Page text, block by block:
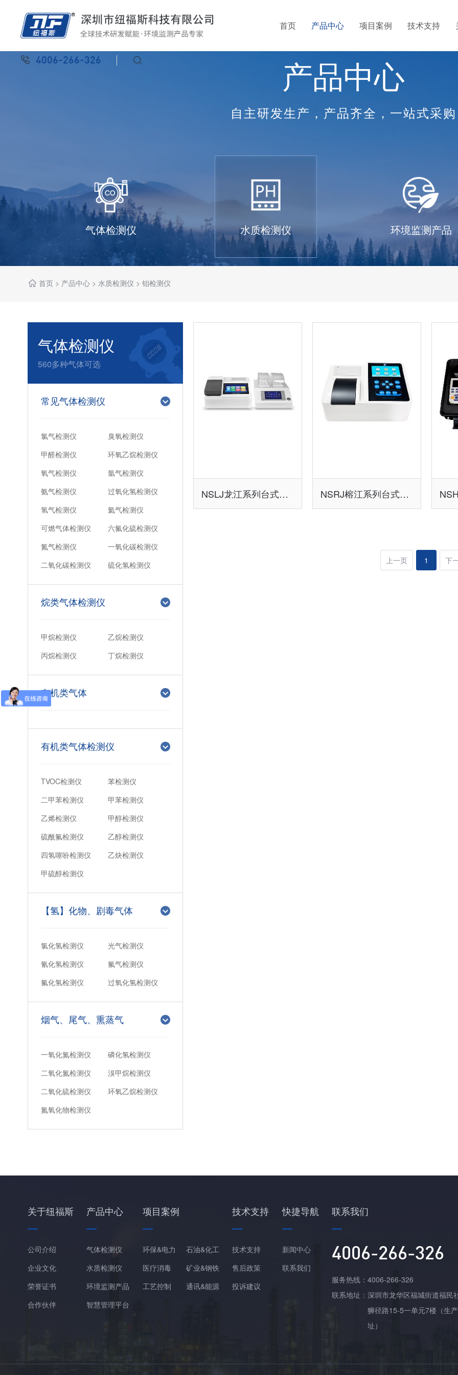
首页 产品中心 项目案例 技术支持
4006-266-326 产品中心
自主研发生产，产品齐全，一站式采购
气体检测仪 水质检测仪 环境监测产品
首页> 产品中心> 水质检测仪 > 钼检测仪
气体检测仪
560多种气体可选
常见气体检测仪
氯气检测仪
臭氧检测仪
甲醛检测仪
环氧乙烷检测仪
氧气检测仪
氩气检测仪
氨气检测仪
过氧化氢检测仪
氢气检测仪
氦气检测仪
可燃气体检测仪
六氟化硫检测仪
氮气检测仪
一氧化碳检测仪
二氧化碳检测仪
硫化氢检测仪
烷类气体检测仪
甲烷检测仪
乙烷检测仪
丙烷检测仪
丁烷检测仪
有机类气体
有机类气体检测仪
TVOC检测仪
苯检测仪
二甲苯检测仪
甲苯检测仪
乙烯检测仪
甲醇检测仪
硫酰氟检测仪
乙醇检测仪
四氢噻吩检测仪
乙炔检测仪
甲硫醇检测仪
【氢】化物、剧毒气体
氯化氢检测仪
光气检测仪
氰化氢检测仪
氟气检测仪
氟化氢检测仪
过氧化氢检测仪
烟气、尾气、熏蒸气
一氧化氮检测仪
磷化氢检测仪
二氧化氮检测仪
溴甲烷检测仪
二氧化硫检测仪
环氧乙烷检测仪
氮氧化物检测仪
NSLJ龙江系列台式钼检测仪 NSRJ榕江系列台式钼检测仪
上一页 1 下
关于纽福斯
公司介绍
企业文化
荣誉证书
合作伙伴
产品中心
气体检测仪
水质检测仪
环境监测产品
智慧管理平台
项目案例
环保&电力
石油&化工
医疗消毒
矿业&钢铁
工艺控制
通讯&能源
技术支持
技术支持
售后政策
投诉建议
快捷导航
新闻中心
联系我们
联系我们
4006-266-326
服务热线：4006-266-326
联系地址：深圳市龙华区福城街道福民
狮径路15-5一单元7楼（生
址）